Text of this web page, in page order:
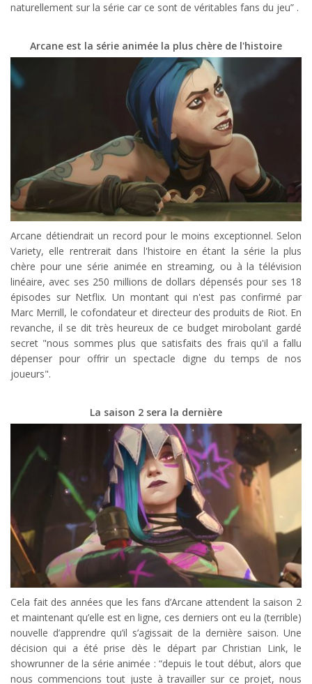
naturellement sur la série car ce sont de véritables fans du jeu” .
Arcane est la série animée la plus chère de l'histoire
Arcane détiendrait un record pour le moins exceptionnel. Selon
Variety, elle rentrerait dans l'histoire en étant la série la plus
chère pour une série animée en streaming, ou à la télévision
linéaire, avec ses 250 millions de dollars dépensés pour ses 18
épisodes sur Netflix. Un montant qui n'est pas confirmé par
Marc Merrill, le cofondateur et directeur des produits de Riot. En
revanche, il se dit très heureux de ce budget mirobolant gardé
secret "nous sommes plus que satisfaits des frais qu'il a fallu
dépenser pour offrir un spectacle digne du temps de nos
joueurs".
La saison 2 sera la dernière
Cela fait des années que les fans d’Arcane attendent la saison 2
et maintenant qu’elle est en ligne, ces derniers ont eu la (terrible)
nouvelle d’apprendre qu’il s’agissait de la dernière saison. Une
décision qui a été prise dès le départ par Christian Link, le
showrunner de la série animée : “depuis le tout début, alors que
nous commencions tout juste à travailler sur ce projet, nous